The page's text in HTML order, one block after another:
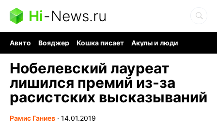
Hi-News.ru
Авито Вояджер Кошка писает
Акулы и люди
Нобелевский лауреат
лишился премий из-за
расистских высказываний
Рамис Ганиев ∙ 14.01.2019